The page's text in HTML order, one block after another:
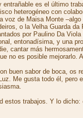
entrañable es el último
heterogéneo con
voz de Maisa Monte –algo
o la Velha Guarda
por Paulino Da
entonadísima, y una
cantar más
no es posible mejorarlo.
buen sabor de boca, os
Me gusta todo él, pero
estos trabajos. Y lo dicho: